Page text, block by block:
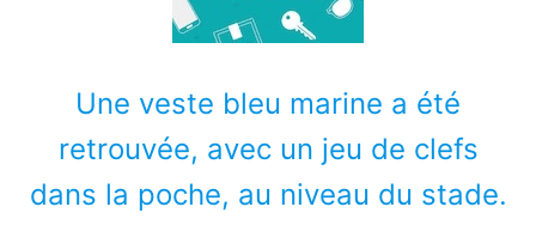
Une veste bleu marine a été
retrouvée, avec un jeu de clefs
dans la poche, au niveau du stade.